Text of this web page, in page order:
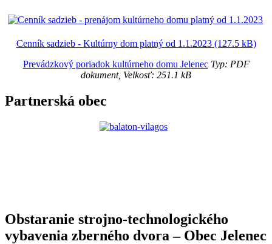
Cenník sadzieb - Kultúrny dom platný od 1.1.2023 (127.5 kB)
Prevádzkový poriadok kultúrneho domu JelenecTyp: PDF
dokument, Velkosť: 251.1 kB
Partnerská obec
Obstaranie strojno-technologického
vybavenia zberného dvora – Obec Jelenec